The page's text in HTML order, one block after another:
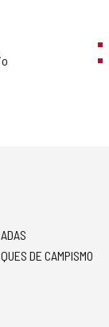
DE CAMPISMO